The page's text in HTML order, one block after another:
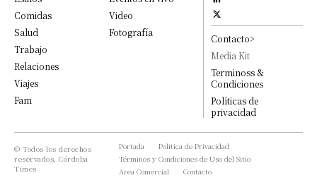
Comidas
Salud
Trabajo
Relaciones
Viajes
Fam
Video
Fotografía
Contacto>
Media Kit
Terminoss &
Condiciones
Políticas de
privacidad
© Todos los derechos
reservados, Córdoba
Times
Portada
Política de Privacidad
Términos y Condiciones de Uso del Sitio
Area Comercial
Contacto